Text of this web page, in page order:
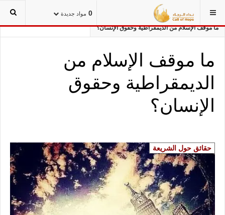
0 مواد جديدة
أنت هنا: الرئيسية حقائق حول الشريعة
ما موقف الإسلام من الديمقراطية وحقوق الإنسان؟
ما موقف الإسلام من
الديمقراطية وحقوق
الإنسان؟
حقائق حول الشريعة